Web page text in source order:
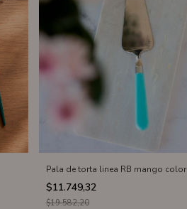
Pala de torta linea RB mango color
$11.749,32
$19.582,20